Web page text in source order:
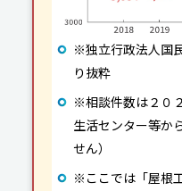
※独立行政法人国
り抜粋
※相談件数は２０
生活センター等か
せん）
※ここでは「屋根